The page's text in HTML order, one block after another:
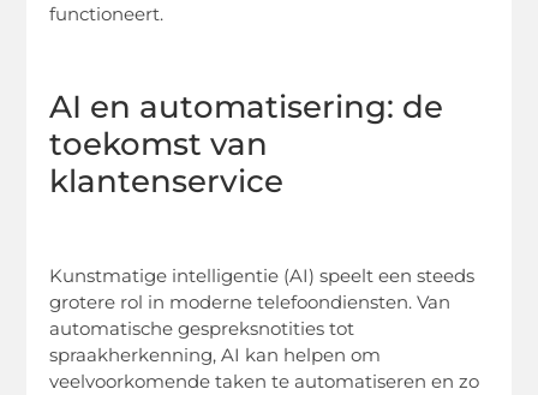
functioneert.
AI en automatisering: de
toekomst van
klantenservice
Kunstmatige intelligentie (AI) speelt een steeds
grotere rol in moderne telefoondiensten. Van
automatische gespreksnotities tot
spraakherkenning, AI kan helpen om
veelvoorkomende taken te automatiseren en zo